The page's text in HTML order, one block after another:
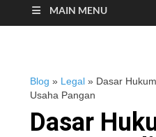
MAIN MENU
Blog » Legal » Dasar
Usaha Pangan
Dasar